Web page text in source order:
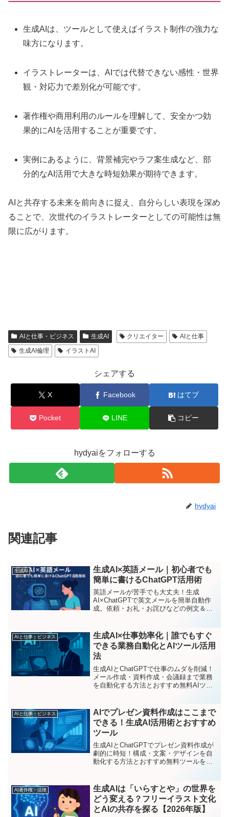
生成AIは、ツールとして使えばイラスト制作の強力な
味方になります。
イラストレーターは、AIでは代替できない感性・世界
観・対応力で差別化が可能です。
著作権や商用利用のルールを理解して、安全かつ効
果的にAIを活用することが重要です。
実例にあるように、背景補完やラフ案生成など、部
分的なAI活用で大きな時短効果が期待できます。
AIと共存する未来を前向きに捉え、自分らしい表現を深め
ることで、次世代のイラストレーターとしての可能性は無
限に広がります。
AIと仕事・ビジネス 生成AI クリエイター
AIと仕事
生成AI倫理
イラストAI
シェアする
X Facebook はてブ
Pocket LINE コピー
hydyaiをフォローする
hydyai
関連記事
生成AI
生成AI×英語メール｜初心者でも
簡単に書けるChatGPT活用術
英語メールが苦手でも大丈夫！生成
AI×ChatGPTで英文メールを簡単自動作
成。依頼・お礼・お詫びなどの例文＆テ
AIと仕事・ビジネス
生成AI×仕事効率化｜誰でもすぐ
できる業務自動化とAIツール活用
法
生成AIとChatGPTで仕事のムダを削減！
メール作成・資料作成・会議録まで業務
を自動化する方法とおすすめ無料AIツー
AIと仕事・ビジネス
AIでプレゼン資料作成はここまで
できる！生成AI活用術とおすすめ
ツール
生成AIとChatGPTでプレゼン資料作成が
劇的に時短！構成・文案・デザインを自
動化する方法とおすすめ無料ツールを初
AI著作権・法律
生成AIは「いらすとや」の世界を
どう変える？フリーイラスト文化
とAIの共存を探る【2026年版】